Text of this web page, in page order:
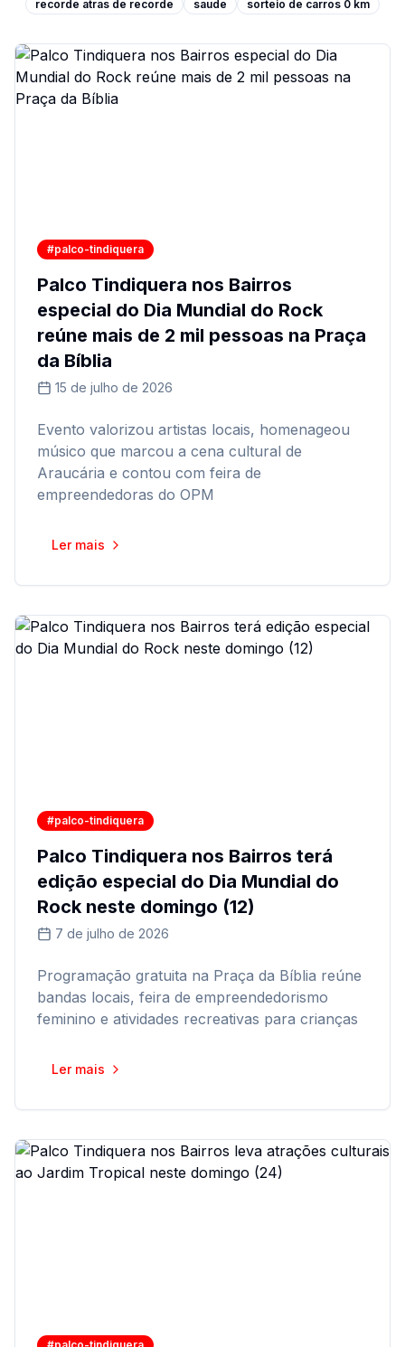
recorde atras de recorde
saude sorteio de carros 0 km
#palco-tindiquera
Palco Tindiquera nos Bairros
especial do Dia Mundial do Rock
reúne mais de 2 mil pessoas na Praça
da Bíblia
15 de julho de 2026
Evento valorizou artistas locais, homenageou
músico que marcou a cena cultural de
Araucária e contou com feira de
empreendedoras do OPM
Ler mais
#palco-tindiquera
Palco Tindiquera nos Bairros terá
edição especial do Dia Mundial do
Rock neste domingo (12)
7 de julho de 2026
Programação gratuita na Praça da Bíblia reúne
bandas locais, feira de empreendedorismo
feminino e atividades recreativas para crianças
Ler mais